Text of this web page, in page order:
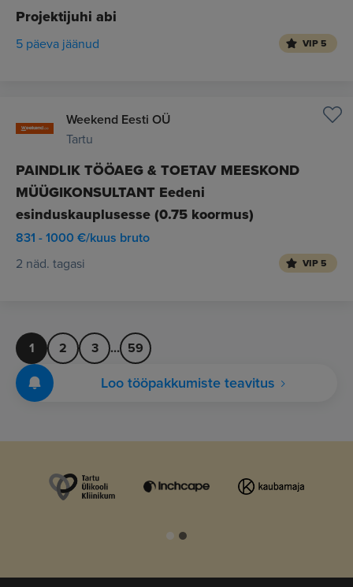
Projektijuhi abi
5 päeva jäänud VIP 5
Weekend Eesti OÜ
Tartu
PAINDLIK TÖÖAEG & TOETAV MEESKOND
MÜÜGIKONSULTANT Eedeni
esinduskauplusesse (0.75 koormus)
831 - 1000 €/kuus bruto
2 näd. tagasi VIP 5
1 2 3 ... 59
Loo tööpakkumiste teavitus